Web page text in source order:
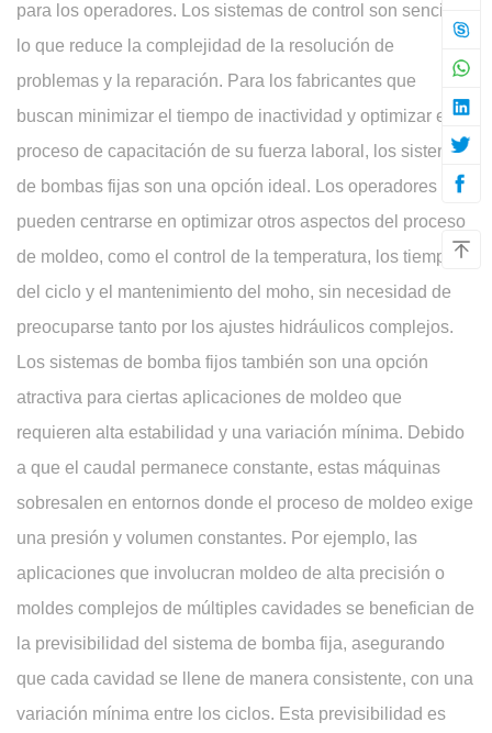
para los operadores. Los sistemas de control son sencillos,
lo que reduce la complejidad de la resolución de
problemas y la reparación. Para los fabricantes que
buscan minimizar el tiempo de inactividad y optimizar el
proceso de capacitación de su fuerza laboral, los sistemas
de bombas fijas son una opción ideal. Los operadores
pueden centrarse en optimizar otros aspectos del proceso
de moldeo, como el control de la temperatura, los tiempos
del ciclo y el mantenimiento del moho, sin necesidad de
preocuparse tanto por los ajustes hidráulicos complejos.
Los sistemas de bomba fijos también son una opción
atractiva para ciertas aplicaciones de moldeo que
requieren alta estabilidad y una variación mínima. Debido
a que el caudal permanece constante, estas máquinas
sobresalen en entornos donde el proceso de moldeo exige
una presión y volumen constantes. Por ejemplo, las
aplicaciones que involucran moldeo de alta precisión o
moldes complejos de múltiples cavidades se benefician de
la previsibilidad del sistema de bomba fija, asegurando
que cada cavidad se llene de manera consistente, con una
variación mínima entre los ciclos. Esta previsibilidad es